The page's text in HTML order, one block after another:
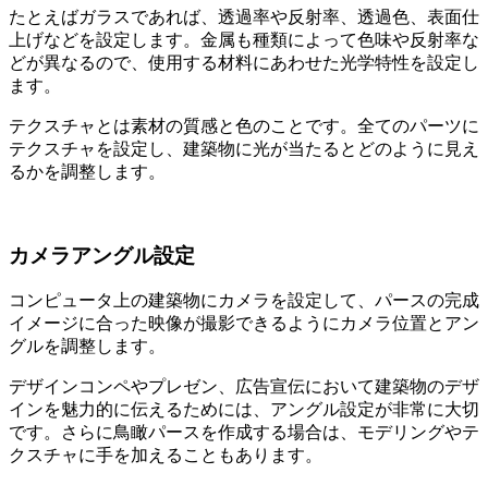
たとえばガラスであれば、透過率や反射率、透過色、表面仕
上げなどを設定します。金属も種類によって色味や反射率な
どが異なるので、使用する材料にあわせた光学特性を設定し
ます。
テクスチャとは素材の質感と色のことです。全てのパーツに
テクスチャを設定し、建築物に光が当たるとどのように見え
るかを調整します。
カメラアングル設定
コンピュータ上の建築物にカメラを設定して、パースの完成
イメージに合った映像が撮影できるようにカメラ位置とアン
グルを調整します。
デザインコンペやプレゼン、広告宣伝において建築物のデザ
インを魅力的に伝えるためには、アングル設定が非常に大切
です。さらに鳥瞰パースを作成する場合は、モデリングやテ
クスチャに手を加えることもあります。